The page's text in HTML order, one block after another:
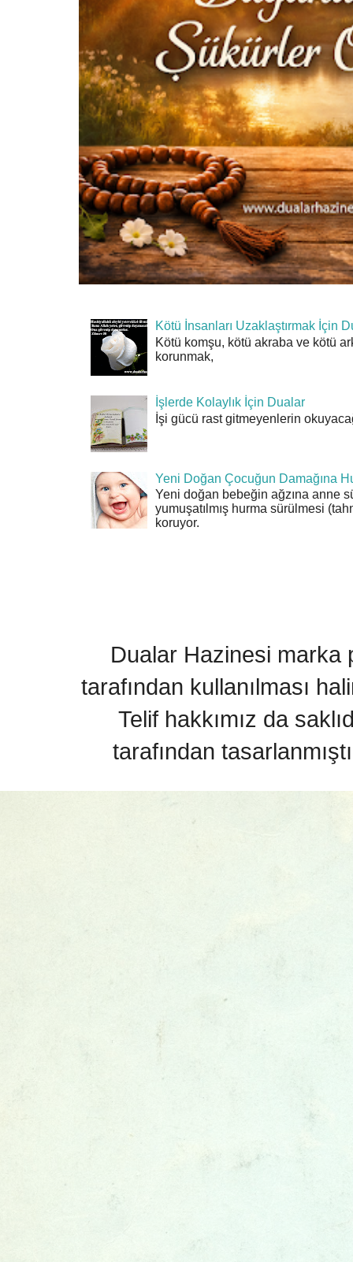
Kötü İnsanları Uzaklaştırmak İçin
Kötü komşu, kötü akraba ve kötü
korunmak,
İşlerde Kolaylık İçin Dualar
İşi gücü rast gitmeyenlerin
Yeni Doğan Çocuğun Damağına
Yeni doğan bebeğin ağzına anne
yumuşatılmış hurma sürülmesi
koruyor.
Dualar Hazinesi marka
tarafından kullanılması
Telif hakkımız da
tarafından